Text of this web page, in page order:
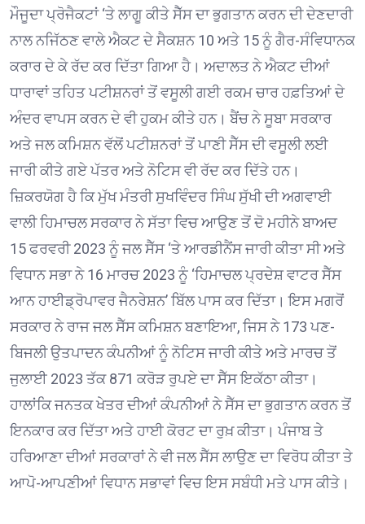
ਮੌਜੂਦਾ ਪ੍ਰੋਜੈਕਟਾਂ ‘ਤੇ ਲਾਗੂ ਕੀਤੇ ਸੈੱਸ ਦਾ ਭੁਗਤਾਨ ਕਰਨ ਦੀ ਦੇਣਦਾਰੀ
ਨਾਲ ਨਜਿੱਠਣ ਵਾਲੇ ਐਕਟ ਦੇ ਸੈਕਸ਼ਨ 10 ਅਤੇ 15 ਨੂੰ ਗੈਰ-ਸੰਵਿਧਾਨਕ
ਕਰਾਰ ਦੇ ਕੇ ਰੱਦ ਕਰ ਦਿੱਤਾ ਗਿਆ ਹੈ। ਅਦਾਲਤ ਨੇ ਐਕਟ ਦੀਆਂ
ਧਾਰਾਵਾਂ ਤਹਿਤ ਪਟੀਸ਼ਨਰਾਂ ਤੋਂ ਵਸੂਲੀ ਗਈ ਰਕਮ ਚਾਰ ਹਫ਼ਤਿਆਂ ਦੇ
ਅੰਦਰ ਵਾਪਸ ਕਰਨ ਦੇ ਵੀ ਹੁਕਮ ਕੀਤੇ ਹਨ। ਬੈਂਚ ਨੇ ਸੂਬਾ ਸਰਕਾਰ
ਅਤੇ ਜਲ ਕਮਿਸ਼ਨ ਵੱਲੋਂ ਪਟੀਸ਼ਨਰਾਂ ਤੋਂ ਪਾਣੀ ਸੈੱਸ ਦੀ ਵਸੂਲੀ ਲਈ
ਜਾਰੀ ਕੀਤੇ ਗਏ ਪੱਤਰ ਅਤੇ ਨੋਟਿਸ ਵੀ ਰੱਦ ਕਰ ਦਿੱਤੇ ਹਨ।
ਜ਼ਿਕਰਯੋਗ ਹੈ ਕਿ ਮੁੱਖ ਮੰਤਰੀ ਸੁਖਵਿੰਦਰ ਸਿੰਘ ਸੁੱਖੀ ਦੀ ਅਗਵਾਈ
ਵਾਲੀ ਹਿਮਾਚਲ ਸਰਕਾਰ ਨੇ ਸੱਤਾ ਵਿਚ ਆਉਣ ਤੋਂ ਦੋ ਮਹੀਨੇ ਬਾਅਦ
15 ਫਰਵਰੀ 2023 ਨੂੰ ਜਲ ਸੈੱਸ ‘ਤੇ ਆਰਡੀਨੈਂਸ ਜਾਰੀ ਕੀਤਾ ਸੀ ਅਤੇ
ਵਿਧਾਨ ਸਭਾ ਨੇ 16 ਮਾਰਚ 2023 ਨੂੰ ‘ਹਿਮਾਚਲ ਪ੍ਰਦੇਸ਼ ਵਾਟਰ ਸੈੱਸ
ਆਨ ਹਾਈਡ੍ਰੋਪਾਵਰ ਜੈਨਰੇਸ਼ਨ’ ਬਿੱਲ ਪਾਸ ਕਰ ਦਿੱਤਾ। ਇਸ ਮਗਰੋਂ
ਸਰਕਾਰ ਨੇ ਰਾਜ ਜਲ ਸੈੱਸ ਕਮਿਸ਼ਨ ਬਣਾਇਆ, ਜਿਸ ਨੇ 173 ਪਣ-
ਬਿਜਲੀ ਉਤਪਾਦਨ ਕੰਪਨੀਆਂ ਨੂੰ ਨੋਟਿਸ ਜਾਰੀ ਕੀਤੇ ਅਤੇ ਮਾਰਚ ਤੋਂ
ਜੁਲਾਈ 2023 ਤੱਕ 871 ਕਰੋੜ ਰੁਪਏ ਦਾ ਸੈੱਸ ਇਕੱਠਾ ਕੀਤਾ।
ਹਾਲਾਂਕਿ ਜਨਤਕ ਖੇਤਰ ਦੀਆਂ ਕੰਪਨੀਆਂ ਨੇ ਸੈੱਸ ਦਾ ਭੁਗਤਾਨ ਕਰਨ ਤੋਂ
ਇਨਕਾਰ ਕਰ ਦਿੱਤਾ ਅਤੇ ਹਾਈ ਕੋਰਟ ਦਾ ਰੁਖ਼ ਕੀਤਾ। ਪੰਜਾਬ ਤੇ
ਹਰਿਆਣਾ ਦੀਆਂ ਸਰਕਾਰਾਂ ਨੇ ਵੀ ਜਲ ਸੈੱਸ ਲਾਉਣ ਦਾ ਵਿਰੋਧ ਕੀਤਾ ਤੇ
ਆਪੋ-ਆਪਣੀਆਂ ਵਿਧਾਨ ਸਭਾਵਾਂ ਵਿਚ ਇਸ ਸਬੰਧੀ ਮਤੇ ਪਾਸ ਕੀਤੇ।